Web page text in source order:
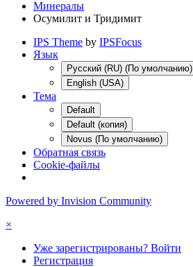
Минералы
Осумилит и Тридимит
IPS Theme by IPSFocus
Язык
Русский (RU) (По умолчанию)
English (USA)
Тема
Default
Default (копия)
Novus (По умолчанию)
Обратная связь
Cookie-файлы
Powered by Invision Community
×
Уже зарегистрированы? Войти
Регистрация